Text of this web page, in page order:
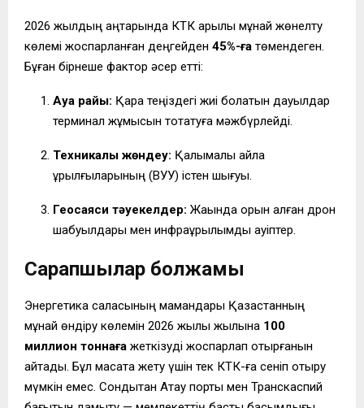
2026 жылдың қаңтарында КТК арқылы мұнай жөнелту
көлемі жоспарланған деңгейден 45%-ға төмендеген.
Бұған бірнеше фактор әсер етті:
Ауа райы: Қара теңіздегі жиі болатын дауылдар
терминал жұмысын тоқтатуға мәжбүрлейді.
Техникалық жөндеу: Қалқымалы айлақ
құрылғыларының (ВУУ) істен шығуы.
Геосаяси тәуекелдер: Жақында орын алған дрон
шабуылдары мен инфрақұрылымдық қауіптер.
Сарапшылар болжамы
Энергетика саласының мамандары Қазақстанның
мұнай өндіру көлемін 2026 жылы жылына 100
миллион тоннаға жеткізуді жоспарлап отырғанын
айтады. Бұл мақсатқа жету үшін тек КТК-ға сеніп отыру
мүмкін емес. Сондықтан Ақтау порты мен Транскаспий